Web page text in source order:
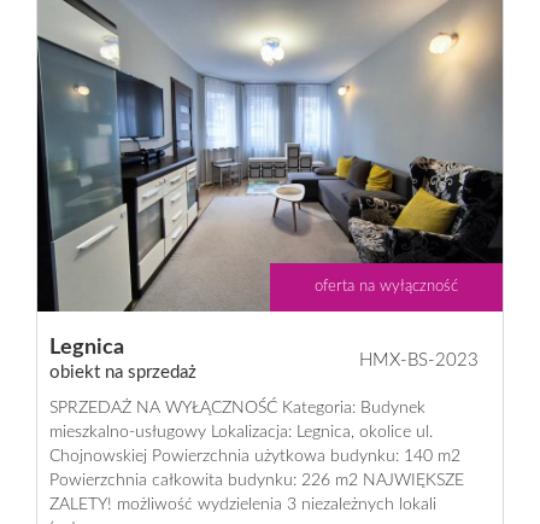
oferta na wyłączność
Legnica
obiekt na sprzedaż
HMX-BS-2023
SPRZEDAŻ NA WYŁĄCZNOŚĆ Kategoria: Budynek
mieszkalno-usługowy Lokalizacja: Legnica, okolice ul.
Chojnowskiej Powierzchnia użytkowa budynku: 140 m2
Powierzchnia całkowita budynku: 226 m2 NAJWIĘKSZE
ZALETY! możliwość wydzielenia 3 niezależnych lokali